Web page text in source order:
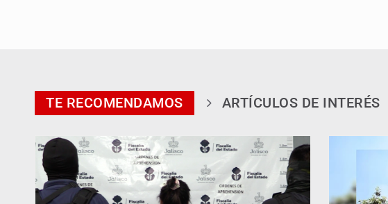
TE RECOMENDAMOS ARTÍCULOS DE INTERÉS